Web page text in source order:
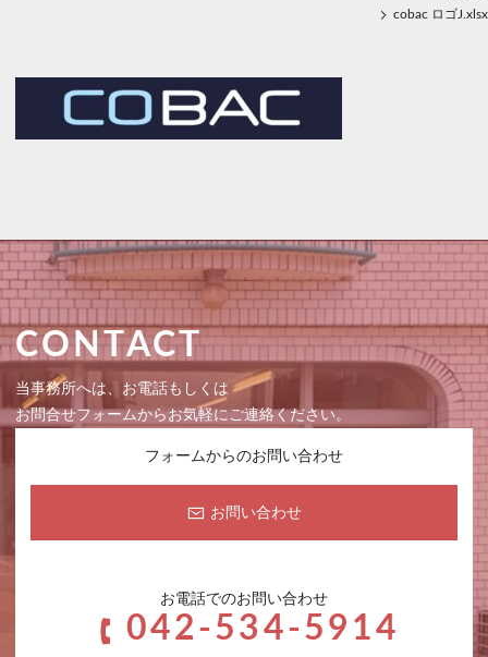
cobac ロゴJ.xlsx
CONTACT
当事務所へは、お電話もしくは
お問合せフォームからお気軽にご連絡ください。
フォームからのお問い合わせ
お問い合わせ
お電話でのお問い合わせ
042-534-5914